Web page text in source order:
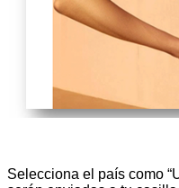
Selecciona el país como